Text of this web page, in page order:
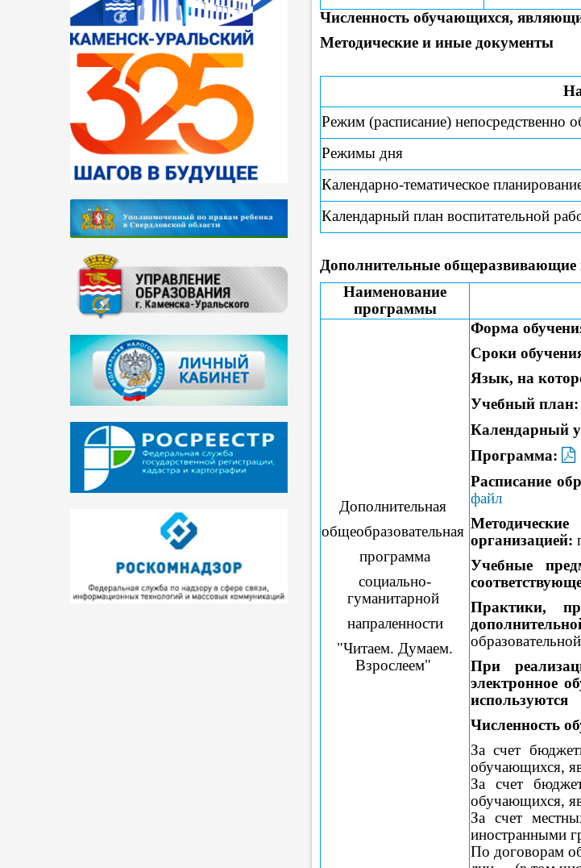
Численность обучающихся,
Методические и иные документы
Режим (расписание) непосредственно
Режимы дня
Календарно-тематическое
Календарный план воспитательной
Дополнительные
Наименование
программы
Дополнительная
общеобразовательная
программа
социально-
гуманитарной
напраленности
"Читаем. Думаем.
Взрослеем"
Форма
Сроки
Язык, на
Учебный план:
Календарный
Программа:
Расписание
файл
организацией:
Учебные
Практики,
При
электронное
используются
Численность
За счет
обучающихся,
За счет
обучающихся,
За счет
иностранными
По договорам